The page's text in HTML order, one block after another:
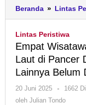
Beranda » Lintas
Lintas Peristiwa
Empat
Laut di Pancer
Lainnya Belum
20 Juni 2025
oleh
Julian
-
1662
oleh Julian Tondo